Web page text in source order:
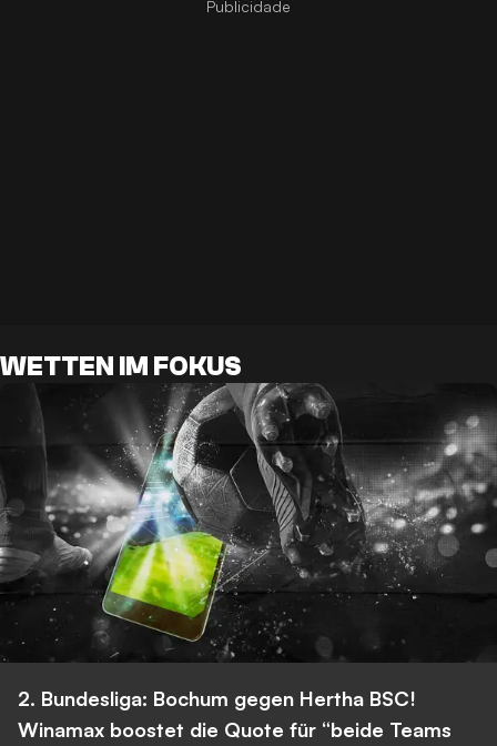
WETTEN IM FOKUS
2. Bundesliga: Bochum gegen Hertha BSC!
Winamax boostet die Quote für “beide Teams